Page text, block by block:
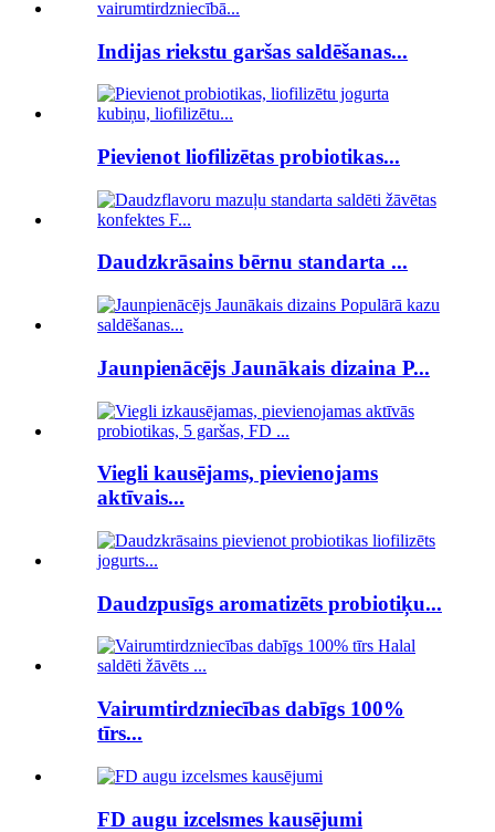
Indijas riekstu garšas saldēšanas...
Pievienot liofilizētas probiotikas...
Daudzkrāsains bērnu standarta ...
Jaunpienācējs Jaunākais dizaina P...
Viegli kausējams, pievienojams
aktīvais...
Daudzpusīgs aromatizēts probiotiķu...
Vairumtirdzniecības dabīgs 100%
tīrs...
FD augu izcelsmes kausējumi